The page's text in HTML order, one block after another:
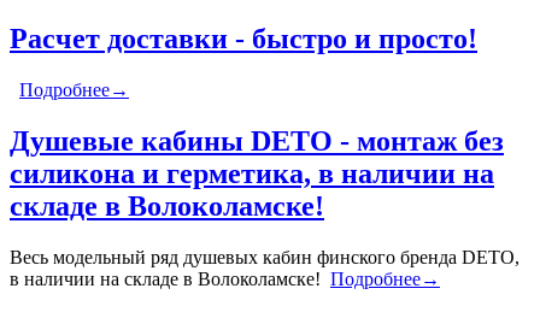
Расчет доставки - быстро и просто!
Подробнее→
Душевые кабины DETO - монтаж без
силикона и герметика, в наличии на
складе в Волоколамске!
Весь модельный ряд душевых кабин финского бренда DETO,
в наличии на складе в Волоколамске! Подробнее→